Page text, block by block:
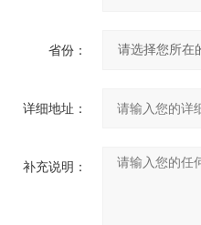
省份：
详细地址：
补充说明：